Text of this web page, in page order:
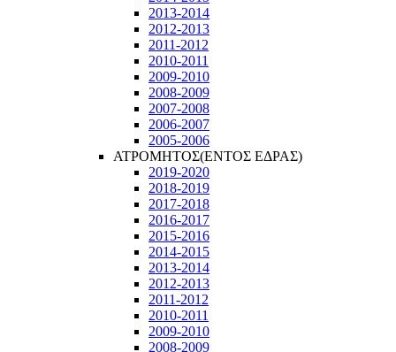
2013-2014
2012-2013
2011-2012
2010-2011
2009-2010
2008-2009
2007-2008
2006-2007
2005-2006
ΑΤΡΟΜΗΤΟΣ(ΕΝΤΟΣ ΕΔΡΑΣ)
2019-2020
2018-2019
2017-2018
2016-2017
2015-2016
2014-2015
2013-2014
2012-2013
2011-2012
2010-2011
2009-2010
2008-2009